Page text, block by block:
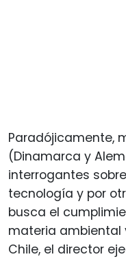
Paradójicamente,
(Dinamarca y
interrogantes
tecnología y por
busca el
materia ambiental
Chile, el director